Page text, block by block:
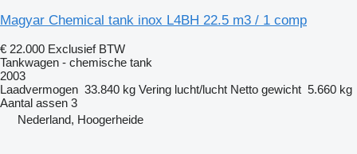
Magyar Chemical tank inox L4BH 22.5 m3 / 1 comp
€ 22.000 Exclusief BTW
Tankwagen - chemische tank
2003
Laadvermogen 33.840 kg Vering lucht/lucht Netto gewicht 5.660 kg
Aantal assen 3
Nederland, Hoogerheide